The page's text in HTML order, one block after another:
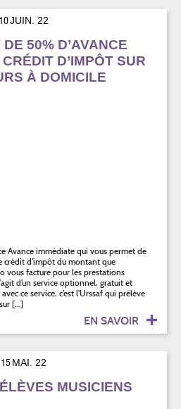
10JUIN. 22
50% D’AVANCE
D’IMPÔT SUR
À DOMICILE
Avance immédiate qui vous permet de
d’impôt du montant que
vous facture pour les prestations
d’un service optionnel, gratuit et
ce service, c’est l’Urssaf qui prélève
[…]
EN SAVOIR
15 MAI. 22
MUSICIENS